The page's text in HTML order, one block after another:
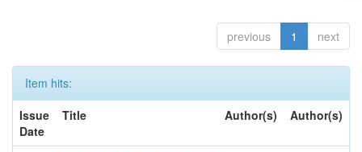
previous 1 next
Item hits:
Issue
Date
Title Author(s) Author(s)